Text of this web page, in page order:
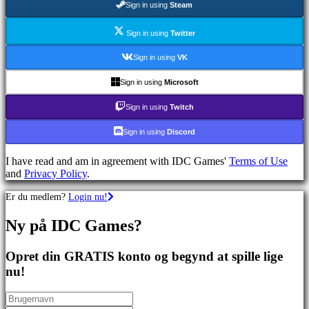
Sportsspil
Racing
Casual
Indie
Simulation
Puzzle
games
Fighting
games
Demoer
Fællesskab
events
Nyheder
Sign in using Steam
Sign in using Twitter
Sign in using VK
Sign in using Microsoft
Sign in using Twitch
Sign in using Discord
I have read and am in agreement with IDC Games' Terms of Use
and Privacy Policy.
Er du medlem? Login nu!
Ny på IDC Games?
Opret din GRATIS konto og begynd at spille lige
nu!